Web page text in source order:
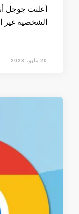
أعلنت جوجل
الشخصية غير
20 مايو، 2023